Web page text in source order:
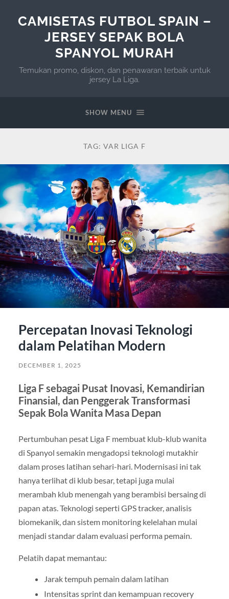
CAMISETAS FUTBOL SPAIN –
JERSEY SEPAK BOLA
SPANYOL MURAH
Temukan promo, diskon, dan penawaran terbaik untuk
jersey La Liga.
SHOW MENU
TAG: VAR LIGA F
Percepatan Inovasi Teknologi
dalam Pelatihan Modern
DECEMBER 1, 2025
Liga F sebagai Pusat Inovasi, Kemandirian
Finansial, dan Penggerak Transformasi
Sepak Bola Wanita Masa Depan
Pertumbuhan pesat Liga F membuat klub-klub wanita
di Spanyol semakin mengadopsi teknologi mutakhir
dalam proses latihan sehari-hari. Modernisasi ini tak
hanya terlihat di klub besar, tetapi juga mulai
merambah klub menengah yang berambisi bersaing di
papan atas. Teknologi seperti GPS tracker, analisis
biomekanik, dan sistem monitoring kelelahan mulai
menjadi standar dalam evaluasi performa pemain.
Pelatih dapat memantau:
Jarak tempuh pemain dalam latihan
Intensitas sprint dan kemampuan recovery